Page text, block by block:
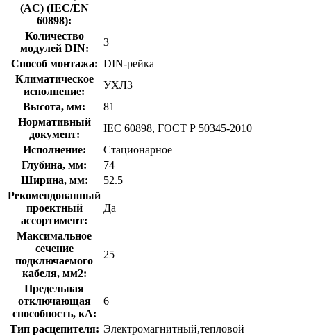
(AC) (IEC/EN
60898):
Количество
модулей DIN:
3
Способ монтажа: DIN-рейка
Климатическое
исполнение:
УХЛ3
Высота, мм:
81
Нормативный
документ:
IEC 60898, ГОСТ Р 50345-2010
Исполнение:
Стационарное
Глубина, мм:
74
Ширина, мм:
52.5
Рекомендованный
проектный
ассортимент:
Да
Максимальное
сечение
подключаемого
кабеля, мм2:
25
Предельная
отключающая
способность, кA:
6
Тип расцепителя: Электромагнитный,тепловой